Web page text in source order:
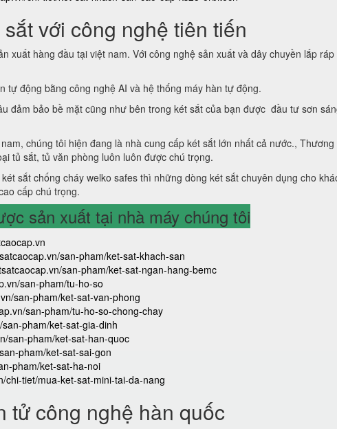
với công nghệ tiên tiến
xuất hàng đầu tại việt nam. Với công nghệ sản xuất và dây chuyền lắp ráp
tự động bằng công nghệ AI và hệ thống máy hàn tự động.
đảm bảo bề mặt cũng như bên trong két sắt của bạn được đầu tư sơn
chúng tôi hiện đang là nhà cung cấp két sắt lớn nhất cả nước., Thương
tủ sắt, tủ văn phòng luôn luôn được chú trọng.
sắt chống cháy welko safes thì những dòng két sắt chuyên dụng cho
cấp chú trọng.
sản xuất tại nhà máy chúng tôi
san-pham/ket-sat-khach-san
san-pham/ket-sat-ngan-hang-bemc
san-pham/tu-ho-so
san-pham/ket-sat-van-phong
san-pham/tu-ho-so-chong-chay
pham/ket-sat-gia-dinh
san-pham/ket-sat-han-quoc
pham/ket-sat-sai-gon
pham/ket-sat-ha-noi
chi-tiet/mua-ket-sat-mini-tai-da-nang
tử công nghệ hàn quốc